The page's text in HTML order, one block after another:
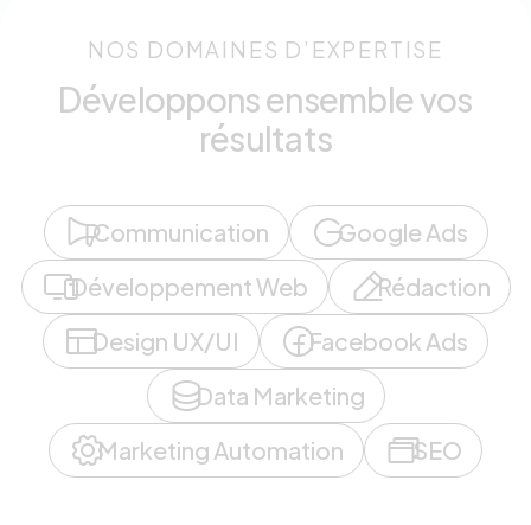
NOS DOMAINES D’EXPERTISE
Développons ensemble vos
résultats
Communication
Google Ads
Développement Web
Rédaction
Design UX/UI
Facebook Ads
Data Marketing
Marketing Automation
SEO